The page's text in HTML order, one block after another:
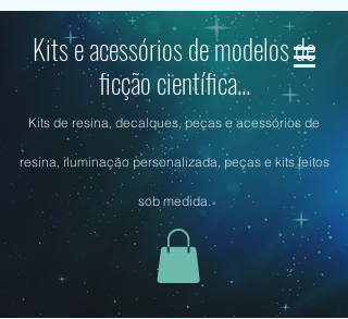
Kits e acessórios de modelos de
ficção científica...
Kits de resina, decalques, peças e acessórios de
resina, iluminação personalizada, peças e kits feitos
sob medida.